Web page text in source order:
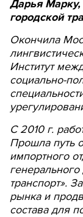
Дарья
городской
Окончила
Институт
социально-
С 2010 г.
Прошла путь
импортного
транспорт».
рынка и
состава для